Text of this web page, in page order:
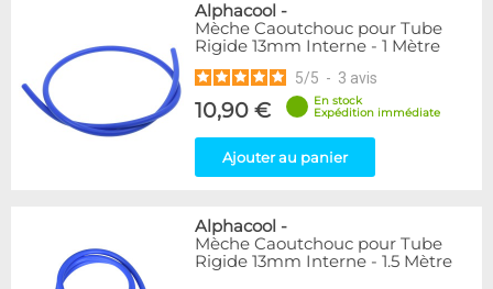
Alphacool -
Mèche Caoutchouc pour Tube
Rigide 13mm Interne - 1 Mètre
5/5 - 3 avis
10,90 €
En stock
Expédition immédiate
Ajouter au panier
Alphacool -
Mèche Caoutchouc pour Tube
Rigide 13mm Interne - 1.5 Mètre